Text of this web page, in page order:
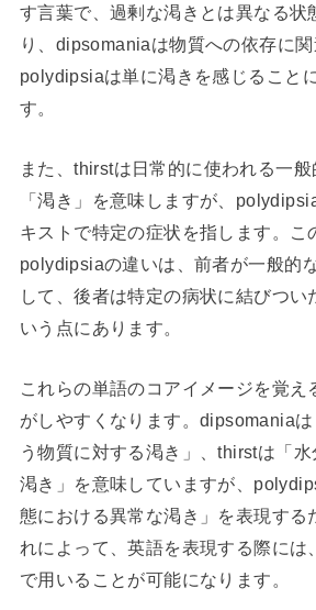
す言葉で、過剰な渇きとは異なる状
り、dipsomaniaは物質への依存に関
polydipsiaは単に渇きを感じること
す。
また、thirstは日常的に使われる一般
「渇き」を意味しますが、
キストで特定の症状を指します。こ
polydipsiaの違いは、前者が一般的
して、後者は特定の病状に結びつい
いう点にあります。
これらの単語のコアイメージを覚え
がしやすくなります。dipsomania
う物質に対する渇き」、thirstは「
渇き」を意味していますが、
態における異常な渇き」を表現する
れによって、英語を表現する際には
で用いることが可能になります。